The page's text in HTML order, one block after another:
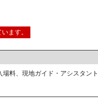
ます。
料、現地ガイド・アシスタン